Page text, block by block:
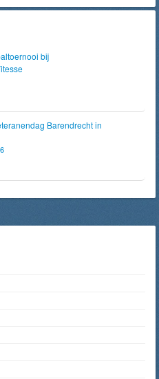
bij
Barendrecht in